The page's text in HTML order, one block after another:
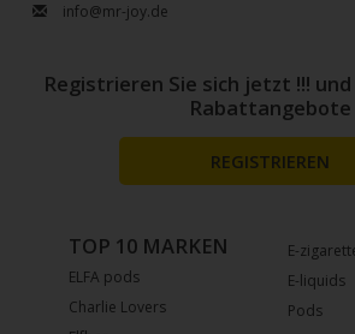
info@mr-joy.de
E-
E-liquids
Pods
TOP 10 MARKEN
ELFA pods
Charlie Lovers
Registrieren Sie sich jetzt !!!
Rabattangebote
REGISTRIEREN